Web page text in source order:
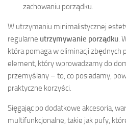
zachowaniu porządku.
W utrzymaniu minimalistycznej
regularne utrzymywanie porządku.
która pomaga w eliminacji zbędnych
element, który wprowadzamy do
przemyślany – to, co posiadamy,
praktyczne korzyści.
Sięgając po dodatkowe akcesoria,
multifunkcjonalne, takie jak pufy,